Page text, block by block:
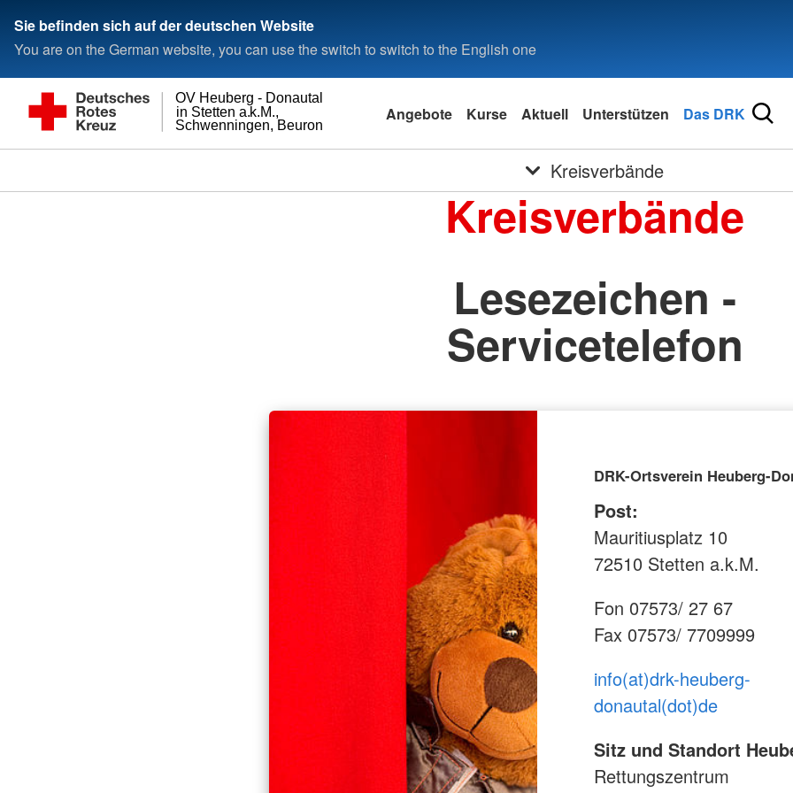
Sie befinden sich auf der deutschen Website
You are on the German website, you can use the switch to switch to the English one
Schwenningen, Beuron
in Stetten a.k.M.,
OV Heuberg - Donautal
Angebote Kurse Aktuell Unterstützen Das DRK
Kreisverbände
Kreisverbände
Lesezeichen -
Servicetelefon
DRK-Ortsverein Heuberg-
Post:
Mauritiusplatz 10
72510 Stetten a.k.M.
Fon 07573/ 27 67
Fax 07573/ 7709999
info(at)drk-heuberg-
donautal(dot)de
Sitz und Standort
Rettungszentrum